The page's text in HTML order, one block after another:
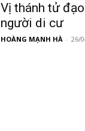
Vị thánh tử
người di cư
HOÀNG MẠNH HÀ - 26/